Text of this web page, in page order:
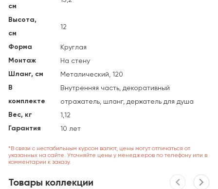
см
Высота,
см
12
Форма Круглая
Монтаж На стену
Шланг, см Металический, 120
В
комплекте
Внутренняя часть, декоративный
отражатель, шланг, держатель для душа
Вес, кг 1,12
Гарантия 10 лет
*В связи с нестабильным курсом валют, цены могут отличаться от
указанных на сайте. Уточняйте цены у менеджеров по телефону или в
комментарии к заказу.
Товары коллекции